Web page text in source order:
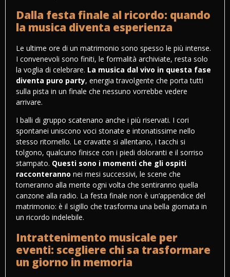
Dalla festa finale al ricordo: quando
la musica diventa esperienza
Le ultime ore di un matrimonio sono spesso le più intense.
I convenevoli sono finiti, le formalità archiviate, resta solo
la voglia di celebrare. La musica dal vivo in questa fase
diventa puro party, energia travolgente che porta tutti
sulla pista in un finale che nessuno vorrebbe vedere
arrivare.
I balli di gruppo scatenano anche i più riservati. I cori
spontanei uniscono voci stonate e intonatissime nello
stesso ritornello. Le cravatte si allentano, i tacchi si
tolgono, qualcuno finisce con i piedi doloranti e il sorriso
stampato. Questi sono i momenti che gli ospiti
racconteranno nei mesi successivi, le scene che
torneranno alla mente ogni volta che sentiranno quella
canzone alla radio. La festa finale non è un’appendice del
matrimonio: è il sigillo che trasforma una bella giornata in
un ricordo indelebile.
Intrattenimento musicale per
eventi: scegliere chi sa trasformare
un giorno in memoria